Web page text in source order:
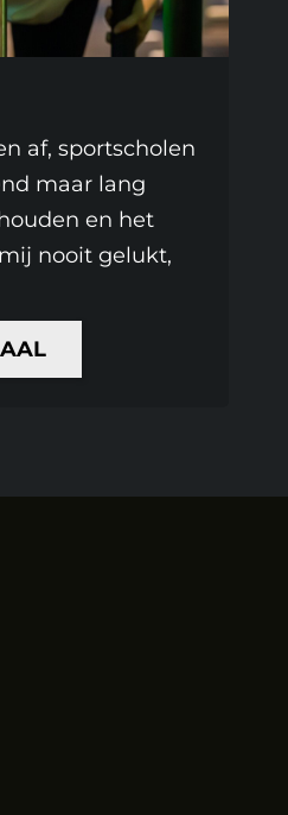
af, sportscholen
maar lang
en het
nooit gelukt,